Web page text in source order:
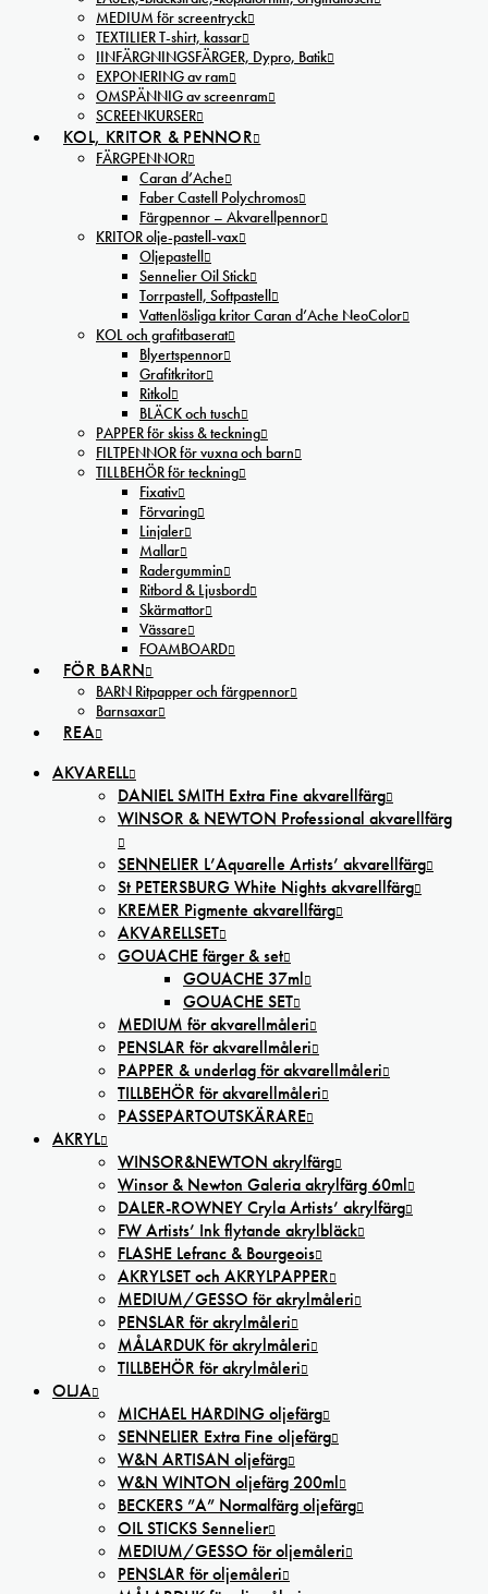
MEDIUM för screentryck
TEXTILIER T-shirt, kassar
IINFÄRGNINGSFÄRGER, Dypro, Batik
EXPONERING av ram
OMSPÄNNIG av screenram
SCREENKURSER
KOL, KRITOR & PENNOR
FÄRGPENNOR
Caran d’Ache
Faber Castell Polychromos
Färgpennor – Akvarellpennor
KRITOR olje-pastell-vax
Oljepastell
Sennelier Oil Stick
Torrpastell, Softpastell
Vattenlösliga kritor Caran d’Ache NeoColor
KOL och grafitbaserat
Blyertspennor
Grafitkritor
Ritkol
BLÄCK och tusch
PAPPER för skiss & teckning
FILTPENNOR för vuxna och barn
TILLBEHÖR för teckning
Fixativ
Förvaring
Linjaler
Mallar
Radergummin
Ritbord & Ljusbord
Skärmattor
Vässare
FOAMBOARD
FÖR BARN
BARN Ritpapper och färgpennor
Barnsaxar
REA
AKVARELL
DANIEL SMITH Extra Fine akvarellfärg
WINSOR & NEWTON Professional akvarellfärg
SENNELIER L’Aquarelle Artists’ akvarellfärg
St PETERSBURG White Nights akvarellfärg
KREMER Pigmente akvarellfärg
AKVARELLSET
GOUACHE färger & set
GOUACHE 37ml
GOUACHE SET
MEDIUM för akvarellmåleri
PENSLAR för akvarellmåleri
PAPPER & underlag för akvarellmåleri
TILLBEHÖR för akvarellmåleri
PASSEPARTOUTSKÄRARE
AKRYL
WINSOR&NEWTON akrylfärg
Winsor & Newton Galeria akrylfärg 60ml
DALER-ROWNEY Cryla Artists’ akrylfärg
FW Artists’ Ink flytande akrylbläck
FLASHE Lefranc & Bourgeois
AKRYLSET och AKRYLPAPPER
MEDIUM/GESSO för akrylmåleri
PENSLAR för akrylmåleri
MÅLARDUK för akrylmåleri
TILLBEHÖR för akrylmåleri
OLJA
MICHAEL HARDING oljefärg
SENNELIER Extra Fine oljefärg
W&N ARTISAN oljefärg
W&N WINTON oljefärg 200ml
BECKERS ”A” Normalfärg oljefärg
OIL STICKS Sennelier
MEDIUM/GESSO för oljemåleri
PENSLAR för oljemåleri